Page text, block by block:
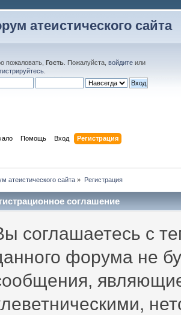
атеистического сайта
пожаловать, Гость . Пожалуйста, войдите или
Помощь Вход Регистрация
атеистического сайта » Регистрация
соглашение
соглашаетесь с
форума не